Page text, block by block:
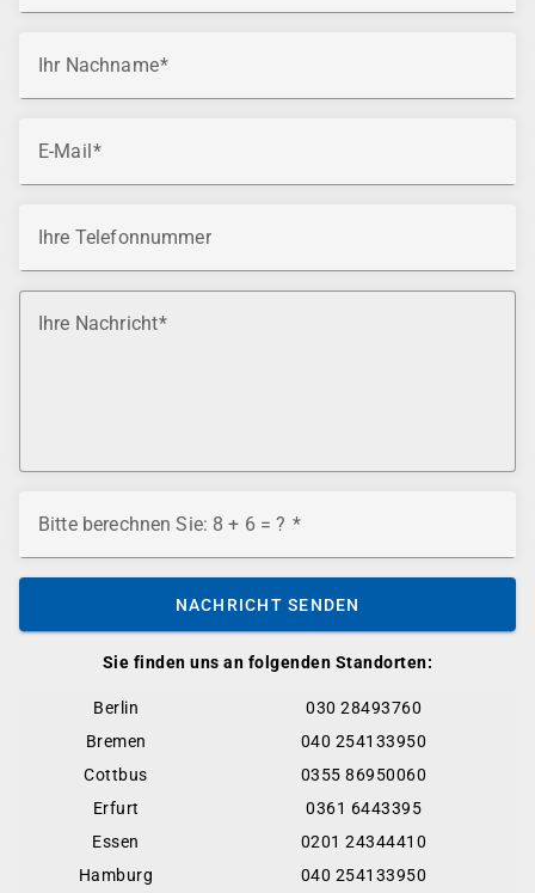
Sie finden uns an folgenden Standorten:
Berlin
030 28493760
Bremen
040 254133950
Cottbus
0355 86950060
Erfurt
0361 6443395
Essen
0201 24344410
Hamburg
040 254133950
Ihr Nachname
E-Mail
Ihre Telefonnummer
Ihre Nachricht
Bitte berechnen Sie: 8 + 6 = ?
NACHRICHT SENDEN